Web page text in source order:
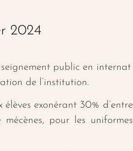
2024
public en
de l’institution.
exonérant 30%
pour les